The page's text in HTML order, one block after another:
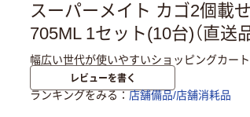
スーパーメイト カゴ2個載
705ML 1セット(10台)（直送品
幅広い世代が使いやすいショッピングカート
レビューを書く
ランキングをみる 店舗備品/店舗消耗品